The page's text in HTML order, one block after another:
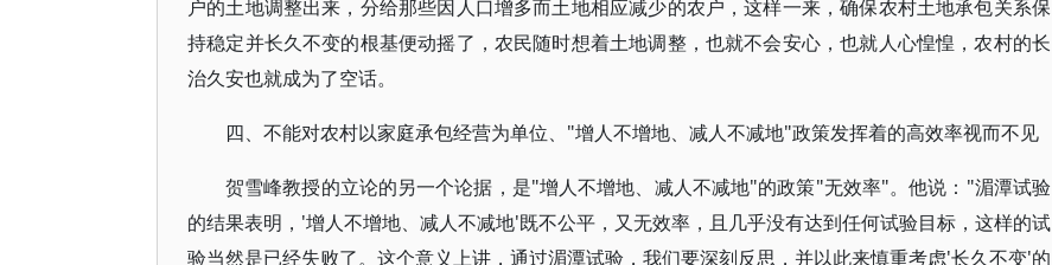
户的土地调整出来，分给那些因人口增多而土地相应减少的农户，这样一来，确保农村土地承包关系保
持稳定并长久不变的根基便动摇了，农民随时想着土地调整，也就不会安心，也就人心惶惶，农村的长
治久安也就成为了空话。
四、不能对农村以家庭承包经营为单位、"增人不增地、减人不减地"政策发挥着的高效率视而不见
贺雪峰教授的立论的另一个论据，是"增人不增地、减人不减地"的政策"无效率"。他说："湄潭试验
的结果表明，'增人不增地、减人不减地'既不公平，又无效率，且几乎没有达到任何试验目标，这样的试
验当然是已经失败了。这个意义上讲，通过湄潭试验，我们要深刻反思，并以此来慎重考虑'长久不变'的